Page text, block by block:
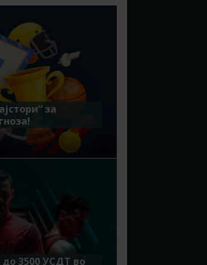
за
до 3500 УСДТ во